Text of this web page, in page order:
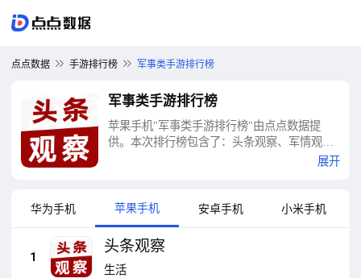
点点数据 手游排行榜 军事类手游排行榜
军事类手游排行榜
苹果手机"军事类手游排行榜"由点点数据提
供。本次排行榜包含了：头条观察、军情观察
室 - 军事爱好者基地、澎湃新闻-时政新闻资
闻-头条新闻视频资讯平台、中华军事-军事新
闻移动平台、央视新闻、观察者网等十大军事
类手游排行榜
展开
华为手机 苹果手机 安卓手机 小米手机
1
头条观察
生活